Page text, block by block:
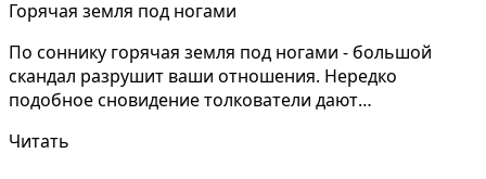
Горячая земля под ногами
По соннику горячая земля под ногами - большой
скандал разрушит ваши отношения. Нередко
подобное сновидение толкователи дают
Читать